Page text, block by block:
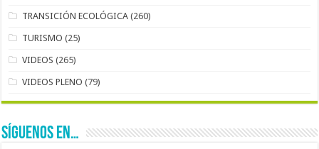
TRANSICIÓN ECOLÓGICA (260)
TURISMO (25)
VIDEOS (265)
VIDEOS PLENO (79)
SÍGUENOS EN…